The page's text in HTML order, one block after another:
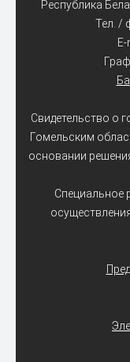
Республика
Тел. /
Свидетельство о
Гомельским
основании
Специальное